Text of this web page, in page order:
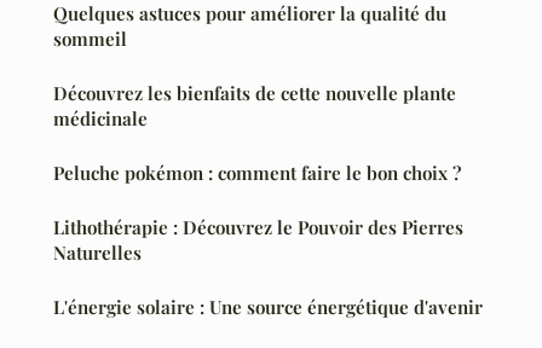
Quelques astuces pour améliorer la qualité du
sommeil
Découvrez les bienfaits de cette nouvelle plante
médicinale
Peluche pokémon : comment faire le bon choix ?
Lithothérapie : Découvrez le Pouvoir des Pierres
Naturelles
L'énergie solaire : Une source énergétique d'avenir